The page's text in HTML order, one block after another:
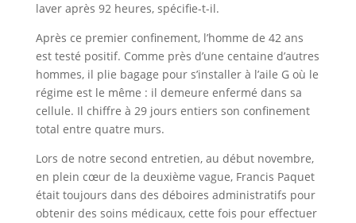
laver après 92 heures, spécifie-t-il.
Après ce premier confinement, l’homme de 42 ans
est testé positif. Comme près d’une centaine d’autres
hommes, il plie bagage pour s’installer à l’aile G où le
régime est le même : il demeure enfermé dans sa
cellule. Il chiffre à 29 jours entiers son confinement
total entre quatre murs.
Lors de notre second entretien, au début novembre,
en plein cœur de la deuxième vague, Francis Paquet
était toujours dans des déboires administratifs pour
obtenir des soins médicaux, cette fois pour effectuer